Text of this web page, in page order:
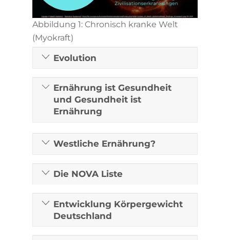
Abbildung 1: Chronisch kranke Welt
(Myokraft)
Evolution
Ernährung ist Gesundheit
und Gesundheit ist
Ernährung
Westliche Ernährung?
Die NOVA Liste
Entwicklung Körpergewicht
Deutschland